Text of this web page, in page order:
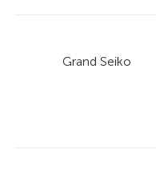
Grand Seiko